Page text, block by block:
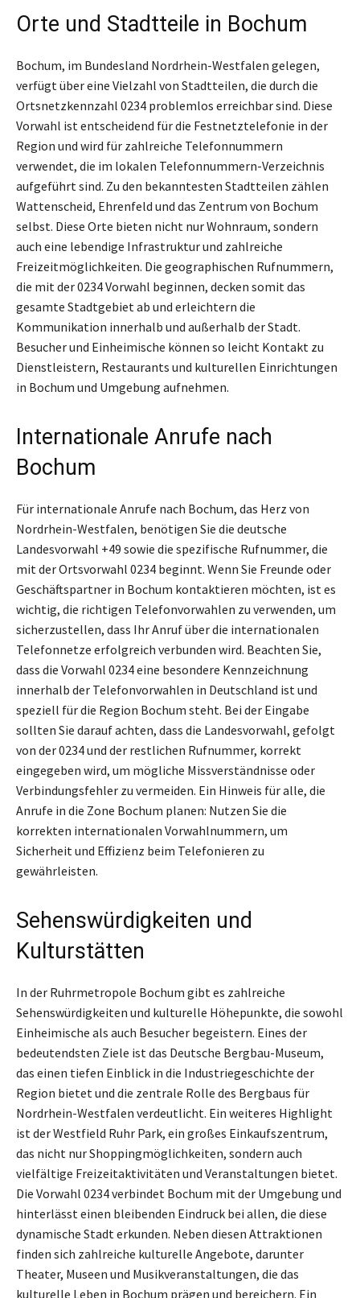
Orte und Stadtteile in Bochum
Bochum, im Bundesland Nordrhein-Westfalen gelegen,
verfügt über eine Vielzahl von Stadtteilen, die durch die
Ortsnetzkennzahl 0234 problemlos erreichbar sind. Diese
Vorwahl ist entscheidend für die Festnetztelefonie in der
Region und wird für zahlreiche Telefonnummern
verwendet, die im lokalen Telefonnummern-Verzeichnis
aufgeführt sind. Zu den bekanntesten Stadtteilen zählen
Wattenscheid, Ehrenfeld und das Zentrum von Bochum
selbst. Diese Orte bieten nicht nur Wohnraum, sondern
auch eine lebendige Infrastruktur und zahlreiche
Freizeitmöglichkeiten. Die geographischen Rufnummern,
die mit der 0234 Vorwahl beginnen, decken somit das
gesamte Stadtgebiet ab und erleichtern die
Kommunikation innerhalb und außerhalb der Stadt.
Besucher und Einheimische können so leicht Kontakt zu
Dienstleistern, Restaurants und kulturellen Einrichtungen
in Bochum und Umgebung aufnehmen.
Internationale Anrufe nach
Bochum
Für internationale Anrufe nach Bochum, das Herz von
Nordrhein-Westfalen, benötigen Sie die deutsche
Landesvorwahl +49 sowie die spezifische Rufnummer, die
mit der Ortsvorwahl 0234 beginnt. Wenn Sie Freunde oder
Geschäftspartner in Bochum kontaktieren möchten, ist es
wichtig, die richtigen Telefonvorwahlen zu verwenden, um
sicherzustellen, dass Ihr Anruf über die internationalen
Telefonnetze erfolgreich verbunden wird. Beachten Sie,
dass die Vorwahl 0234 eine besondere Kennzeichnung
innerhalb der Telefonvorwahlen in Deutschland ist und
speziell für die Region Bochum steht. Bei der Eingabe
sollten Sie darauf achten, dass die Landesvorwahl, gefolgt
von der 0234 und der restlichen Rufnummer, korrekt
eingegeben wird, um mögliche Missverständnisse oder
Verbindungsfehler zu vermeiden. Ein Hinweis für alle, die
Anrufe in die Zone Bochum planen: Nutzen Sie die
korrekten internationalen Vorwahlnummern, um
Sicherheit und Effizienz beim Telefonieren zu
gewährleisten.
Sehenswürdigkeiten und
Kulturstätten
In der Ruhrmetropole Bochum gibt es zahlreiche
Sehenswürdigkeiten und kulturelle Höhepunkte, die sowohl
Einheimische als auch Besucher begeistern. Eines der
bedeutendsten Ziele ist das Deutsche Bergbau-Museum,
das einen tiefen Einblick in die Industriegeschichte der
Region bietet und die zentrale Rolle des Bergbaus für
Nordrhein-Westfalen verdeutlicht. Ein weiteres Highlight
ist der Westfield Ruhr Park, ein großes Einkaufszentrum,
das nicht nur Shoppingmöglichkeiten, sondern auch
vielfältige Freizeitaktivitäten und Veranstaltungen bietet.
Die Vorwahl 0234 verbindet Bochum mit der Umgebung und
hinterlässt einen bleibenden Eindruck bei allen, die diese
dynamische Stadt erkunden. Neben diesen Attraktionen
finden sich zahlreiche kulturelle Angebote, darunter
Theater, Museen und Musikveranstaltungen, die das
kulturelle Leben in Bochum prägen und bereichern. Ein